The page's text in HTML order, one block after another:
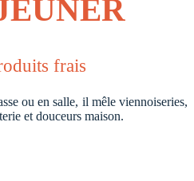
frais
ou en salle, il mêle viennoiseries,
et douceurs maison.